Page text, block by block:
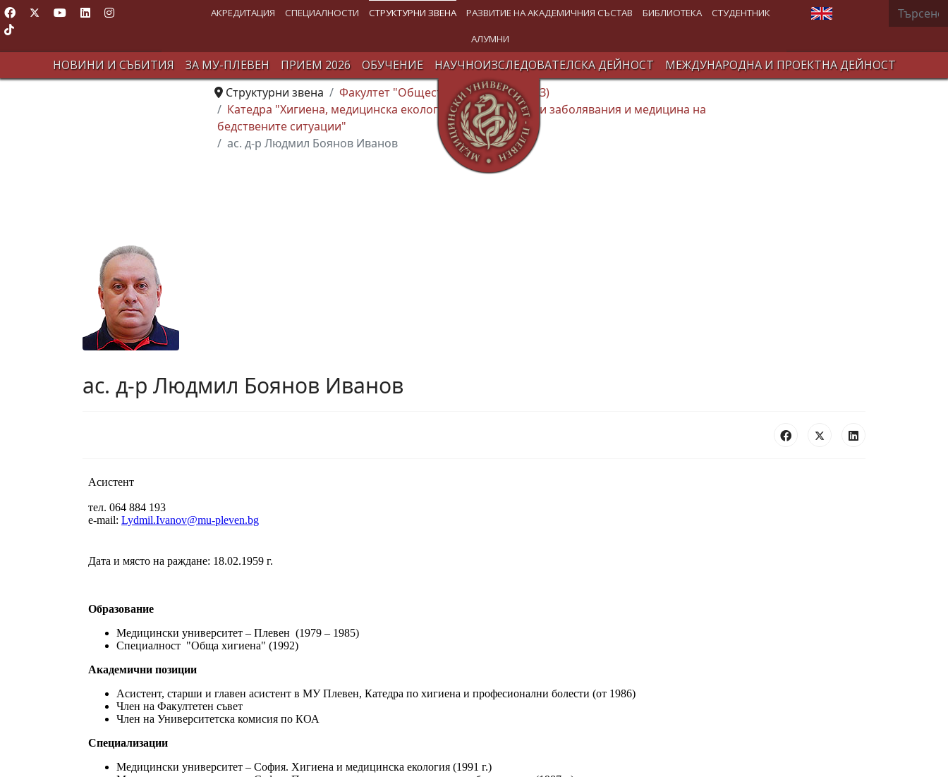
АКРЕДИТАЦИЯ СПЕЦИАЛНОСТИ СТРУКТУРНИ ЗВЕНА РАЗВИТИЕ НА АКАДЕМИЧНИЯ СЪСТАВ БИБЛИОТЕКА СТУДЕНТНИК
АЛУМНИ
Изберете език Търсене
НОВИНИ И СЪБИТИЯ ЗА МУ-ПЛЕВЕН ПРИЕМ 2026 ОБУЧЕНИЕ НАУЧНОИЗСЛЕДОВАТЕЛСКА ДЕЙНОСТ
МЕЖДУНАРОДНА И ПРОЕКТНА ДЕЙНОСТ
Структурни звена
Факултет "Обществено здраве" (ФОЗ)
Катедра "Хигиена, медицинска екология, професионални заболявания и медицина на
бедствените ситуации"
ас. д-р Людмил Боянов Иванов
ас. д-р Людмил Боянов Иванов